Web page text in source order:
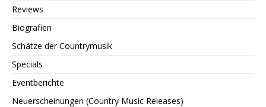
Reviews
Biografien
Schätze der Countrymusik
Specials
Eventberichte
Neuerscheinungen (Country Music Releases)